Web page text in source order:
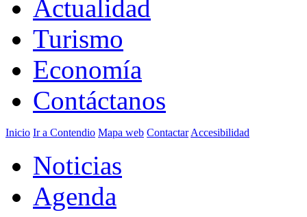
Actualidad
Turismo
Economía
Contáctanos
Inicio Ir a Contendio Mapa web Contactar Accesibilidad
Noticias
Agenda